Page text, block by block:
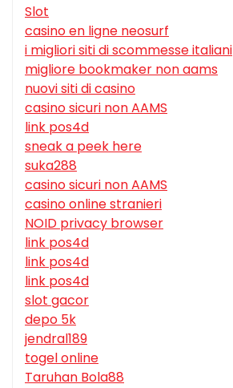
Slot
casino en ligne neosurf
i migliori siti di scommesse italiani
migliore bookmaker non aams
nuovi siti di casino
casino sicuri non AAMS
link pos4d
sneak a peek here
suka288
casino sicuri non AAMS
casino online stranieri
NOID privacy browser
link pos4d
link pos4d
link pos4d
slot gacor
depo 5k
jendral189
togel online
Taruhan Bola88